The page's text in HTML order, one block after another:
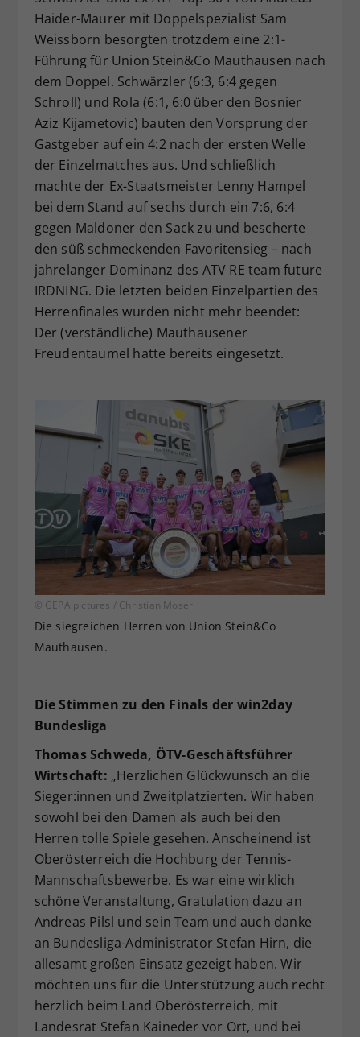
Haider-Maurer mit Doppelspezialist Sam
Weissborn besorgten trotzdem eine 2:1-
Führung für Union Stein&Co Mauthausen nach
dem Doppel. Schwärzler (6:3, 6:4 gegen
Schroll) und Rola (6:1, 6:0 über den Bosnier
Aziz Kijametovic) bauten den Vorsprung der
Gastgeber auf ein 4:2 nach der ersten Welle
der Einzelmatches aus. Und schließlich
machte der Ex-Staatsmeister Lenny Hampel
bei dem Stand auf sechs durch ein 7:6, 6:4
gegen Maldoner den Sack zu und bescherte
den süß schmeckenden Favoritensieg – nach
jahrelanger Dominanz des ATV RE team future
IRDNING. Die letzten beiden Einzelpartien des
Herrenfinales wurden nicht mehr beendet:
Der (verständliche) Mauthausener
Freudentaumel hatte bereits eingesetzt.
© GEPA pictures / Christian Moser
Die siegreichen Herren von Union Stein&Co
Mauthausen.
Die Stimmen zu den Finals der win2day
Bundesliga
Thomas Schweda, ÖTV-Geschäftsführer
Wirtschaft: „Herzlichen Glückwunsch an die
Sieger:innen und Zweitplatzierten. Wir haben
sowohl bei den Damen als auch bei den
Herren tolle Spiele gesehen. Anscheinend ist
Oberösterreich die Hochburg der Tennis-
Mannschaftsbewerbe. Es war eine wirklich
schöne Veranstaltung, Gratulation dazu an
Andreas Pilsl und sein Team und auch danke
an Bundesliga-Administrator Stefan Hirn, die
allesamt großen Einsatz gezeigt haben. Wir
möchten uns für die Unterstützung auch recht
herzlich beim Land Oberösterreich, mit
Landesrat Stefan Kaineder vor Ort, und bei